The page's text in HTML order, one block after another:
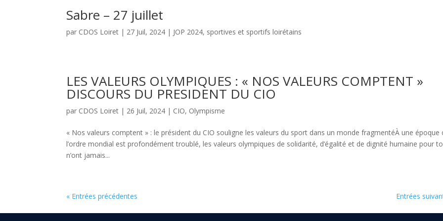
Sabre – 27 juillet
par CDOS Loiret | 27 Juil, 2024 | JOP 2024, sportives et sportifs loirétains
LES VALEURS OLYMPIQUES : « NOS VALEURS COMPTENT »
DISCOURS DU PRESIDENT DU CIO
par CDOS Loiret | 26 Juil, 2024 | CIO, Olympisme
« Nos valeurs comptent » : le président du CIO souligne les valeurs du sport dans un monde fragmentéÀ une époque
l’ordre mondial est profondément troublé, les valeurs olympiques de solidarité, d’égalité et de dignité humaine pour
n’ont jamais...
« Entrées précédentes Entrées